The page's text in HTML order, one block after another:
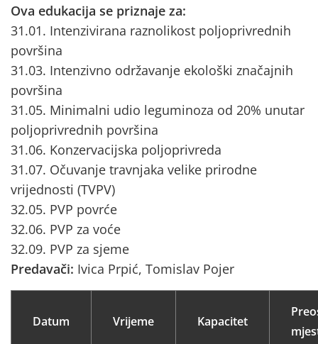
Ova edukacija se priznaje za:
31.01. Intenzivirana raznolikost poljoprivrednih
površina
31.03. Intenzivno održavanje ekološki značajnih
površina
31.05. Minimalni udio leguminoza od 20% unutar
poljoprivrednih površina
31.06. Konzervacijska poljoprivreda
31.07. Očuvanje travnjaka velike prirodne
vrijednosti (TVPV)
32.05. PVP povrće
32.06. PVP za voće
32.09. PVP za sjeme
Predavači: Ivica Prpić, Tomislav Pojer
Datum Vrijeme Kapacitet